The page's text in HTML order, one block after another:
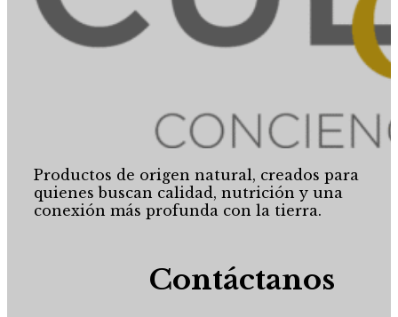
Productos de origen natural, creados para
quienes buscan calidad, nutrición y una
conexión más profunda con la tierra.
Contáctanos